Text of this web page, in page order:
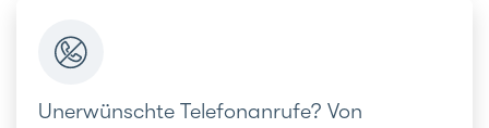
Unerwünschte Telefonanrufe? Von